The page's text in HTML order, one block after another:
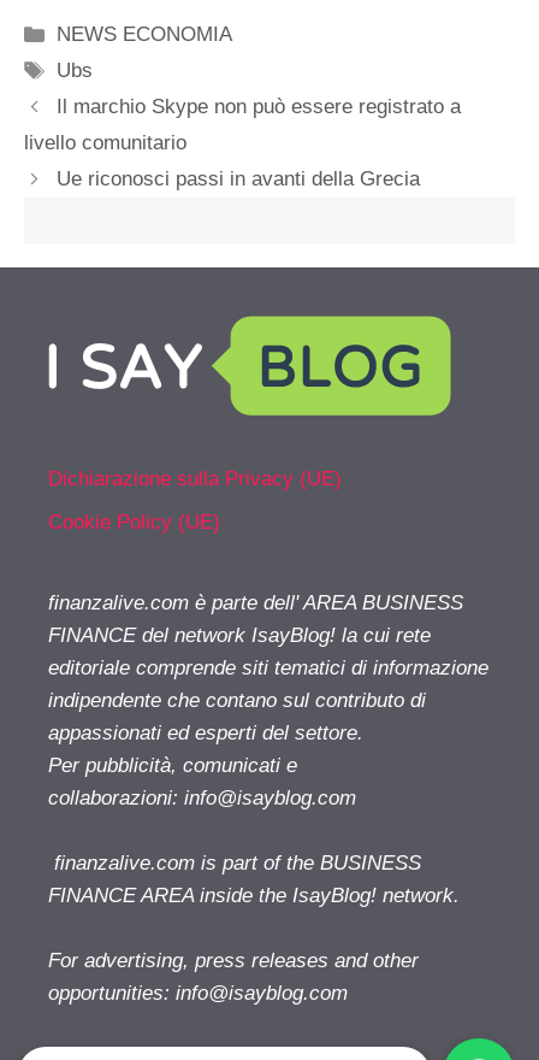
Categorie
NEWS ECONOMIA
Tag
Ubs
Il marchio Skype non può essere registrato a
livello comunitario
Ue riconosci passi in avanti della Grecia
Dichiarazione sulla Privacy (UE)
Cookie Policy (UE)
finanzalive.com è parte dell' AREA BUSINESS
FINANCE del network IsayBlog! la cui rete
editoriale comprende siti tematici di informazione
indipendente che contano sul contributo di
appassionati ed esperti del settore.
Per pubblicità, comunicati e
collaborazioni: info@isayblog.com
finanzalive.com is part of the BUSINESS
FINANCE AREA inside the IsayBlog! network.
For advertising, press releases and other
opportunities: info@isayblog.com